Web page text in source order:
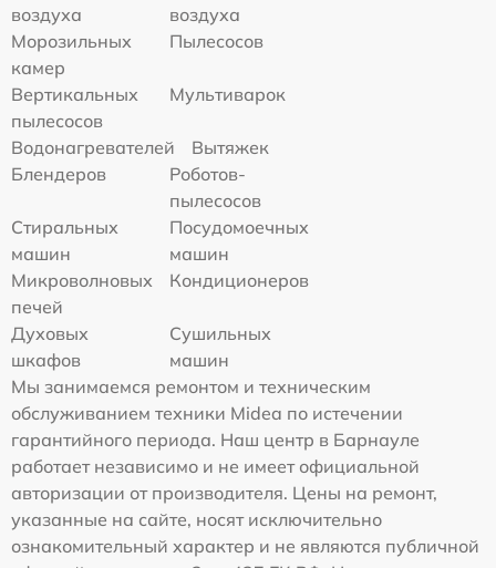
воздуха
воздуха
Морозильных
камер
Пылесосов
Вертикальных
пылесосов
Мультиварок
Водонагревателей
Вытяжек
Блендеров
Роботов-
пылесосов
Стиральных
машин
Посудомоечных
машин
Микроволновых
печей
Кондиционеров
Духовых
шкафов
Сушильных
машин
Мы занимаемся ремонтом и техническим
обслуживанием техники Midea по истечении
гарантийного периода. Наш центр в Барнауле
работает независимо и не имеет официальной
авторизации от производителя. Цены на ремонт,
указанные на сайте, носят исключительно
ознакомительный характер и не являются публичной